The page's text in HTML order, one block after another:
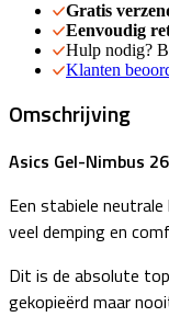
Gratis
Eenvoudig
Hulp nodig?
Klanten
Omschrijving
Asics Gel-Nimbus
Een stabiele
veel demping en
Dit is de absolute
gekopieërd maar